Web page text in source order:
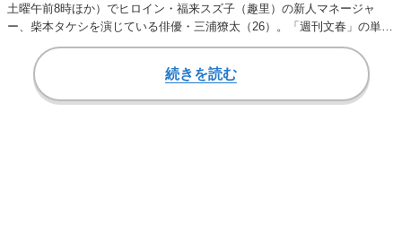
土曜午前8時ほか）でヒロイン・福来スズ子（趣里）の新人マネージャ
ー、柴本タケシを演じている俳優・三浦獠太（26）。「週刊文春」の単独
インタビュー…
続きを読む